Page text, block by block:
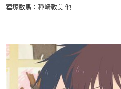
狸塚数馬：種崎敦美 他